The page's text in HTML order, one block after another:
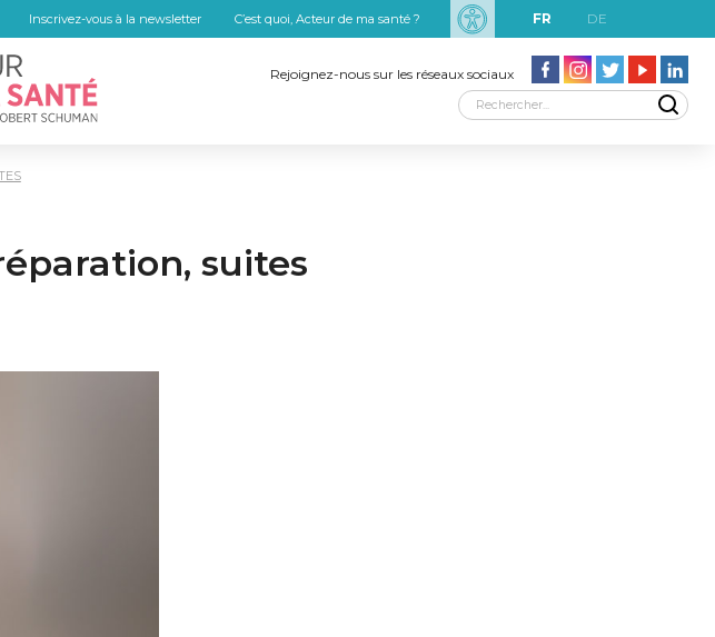
Inscrivez-vous à la newsletter C’est quoi, Acteur de ma santé ? FR DE
ma santé, by HôpitauxRobert SchumanRejoignez-nous sur les réseaux sociaux
suites